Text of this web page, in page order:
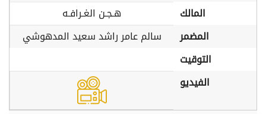
المالك
هـجـن الغـرافـه
المضمر
سالم عامر راشد سعيد المدهوشي
التوقيت
الفيديو